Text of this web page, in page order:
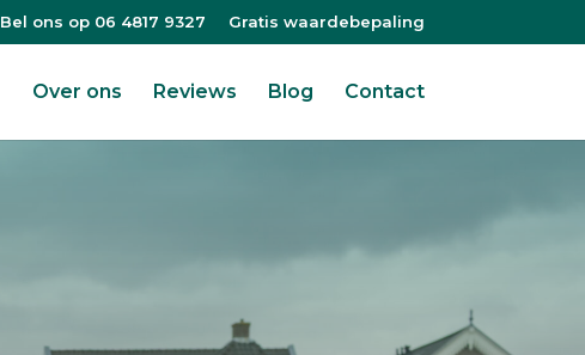
Bel ons op 06 4817 9327 Gratis waardebepaling
Over ons Reviews Blog Contact